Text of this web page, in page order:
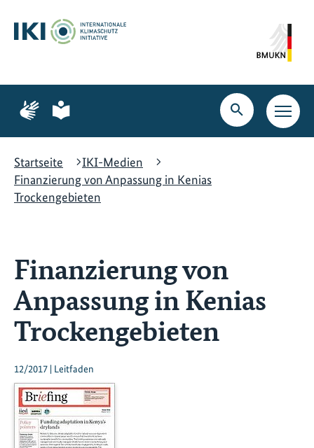
Hauptinhalt
springen
Suche
springen
Hauptnavigation
springen
Zur
Seite
Gebärdensprache
Zur
Seite
leichte
Suche
öffnen
Startseite
IKI-Medien
Finanzierung von Anpassung in Kenias
Trockengebieten
Finanzierung von
Anpassung in Kenias
Trockengebieten
12/2017 | Leitfaden